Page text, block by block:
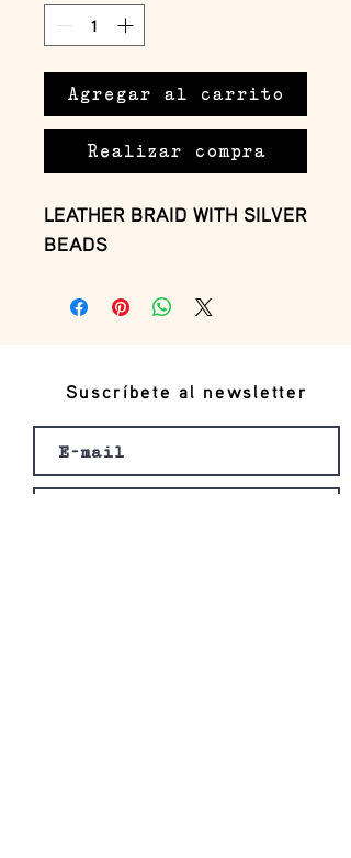
Agregar al carrito
Realizar compra
LEATHER BRAID WITH SILVER
BEADS
Suscríbete al newsletter